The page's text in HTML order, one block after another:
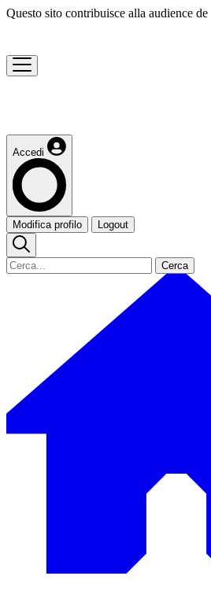
Questo sito contribuisce alla audience de
Accedi
Modifica profilo Logout
Cerca